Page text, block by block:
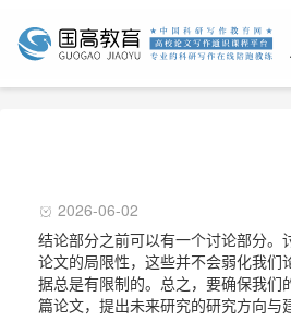
2026-06-02
结论部分之前可以有一个讨论部分
论文的局限性，这些并不会弱化我
据总是有限制的。总之，要确保我
篇论文，提出未来研究的研究方向